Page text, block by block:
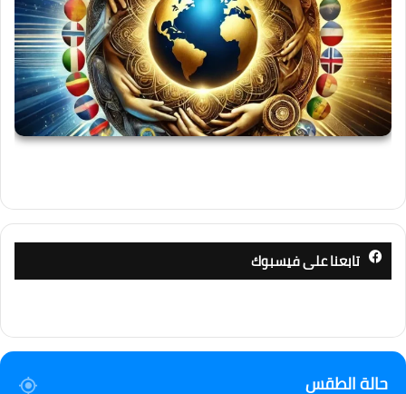
تابعنا على فيسبوك
حالة الطقس